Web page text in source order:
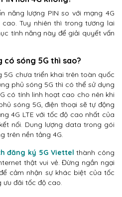
năng lượng PIN so với mạng 4G
Tuy nhiên thì trong tương lai
tính năng này để giải quyết vấn
có sóng 5G thì sao?
5G chưa triển khai trên toàn quốc
phủ sóng 5G thì có thể sử dụng
có tính linh hoạt cao cho nên khi
sóng 5G, điện thoại sẽ tự động
4G LTE với tốc độ cao nhất của
nối. Dung lượng data trong gói
trên nền tảng 4G.
đăng ký 5G Viettel thành công
thật vui vẻ. Đừng ngần ngại
cảm nhận sự khác biệt của tốc
ưu đãi tốc độ cao.